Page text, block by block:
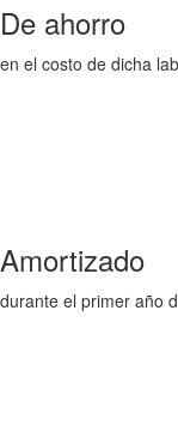
De ahorro
en el costo de dicha
Amortizado
durante el primer año